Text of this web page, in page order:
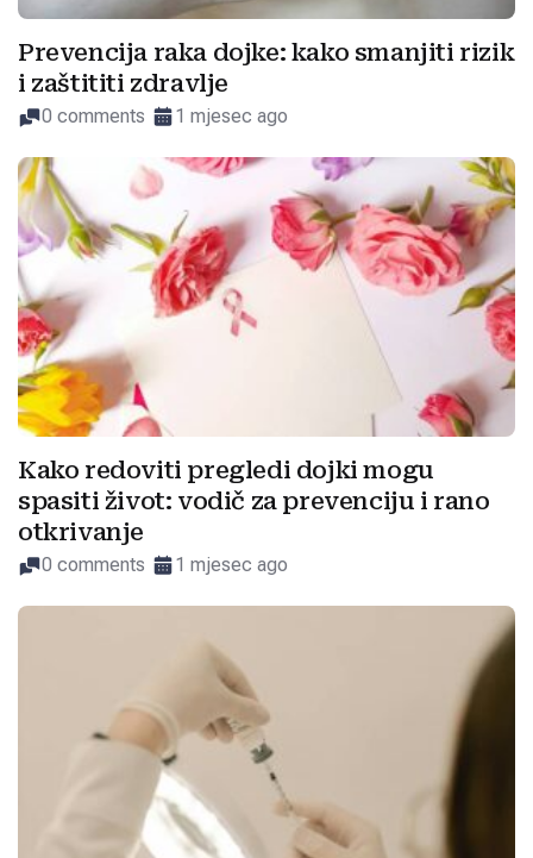
Prevencija raka dojke: kako smanjiti rizik
i zaštititi zdravlje
0 comments 1 mjesec ago
Kako redoviti pregledi dojki mogu
spasiti život: vodič za prevenciju i rano
otkrivanje
0 comments 1 mjesec ago